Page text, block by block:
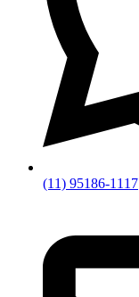
(11) 95186-1117